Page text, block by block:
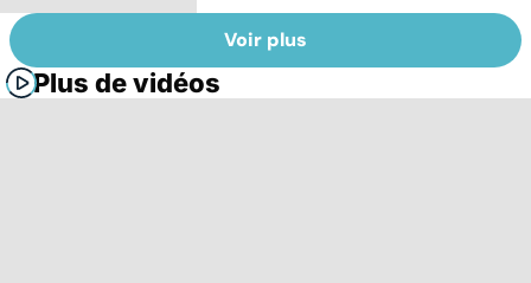
Voir plus
Plus de vidéos